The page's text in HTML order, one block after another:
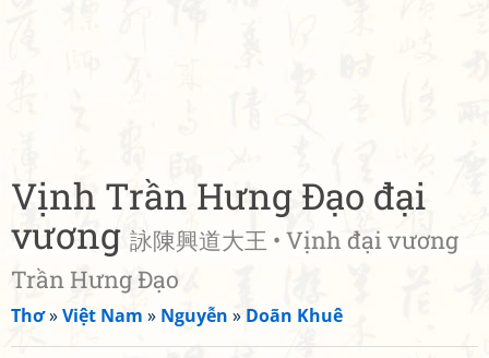
Vịnh Trần Hưng Đạo đại
vương 詠陳興道大王 • Vịnh đại vương
Trần Hưng Đạo
Thơ»Việt Nam » Nguyễn » Doãn Khuê